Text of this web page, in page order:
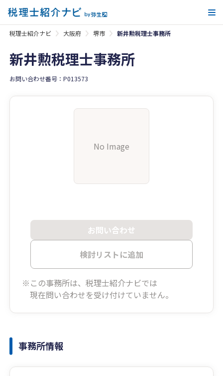
税理士紹介ナビ 大阪府 堺市 新井勲税理士事務所
新井勲税理士事務所
お問い合わせ番号：P013573
No Image
お問い合わせ
検討リストに追加
※この事務所は、税理士紹介ナビでは
現在問い合わせを受け付けていません。
事務所情報